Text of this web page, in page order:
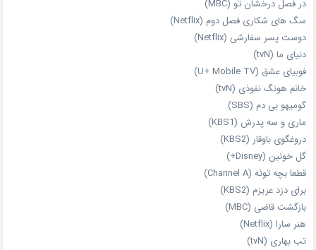
در فصل درخشان تو (MBC)
سگ های شکاری فصل دوم (Netflix)
دوست‌ پسر سفارشی (Netflix)
دنیای ما (tvN)
فوبیای عشق (U+ Mobile TV)
خانم هونگ نفوذی (tvN)
گومیهو بی دم (SBS)
ماری و سه پدرش (KBS1)
دروغگوی باوقار (KBS2)
گل خونین (Disney+)
قطعا بچه توئه (Channel A)
برای دزد عزیزم (KBS2)
بازگشت قاضی (MBC)
هنر سارا (Netflix)
تب بهاری (tvN)